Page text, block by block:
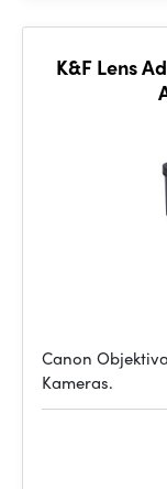
K&F Lens
Canon
Kameras.